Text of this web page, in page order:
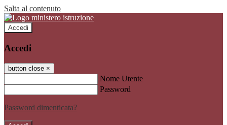
Salta al contenuto
Accedi
Accedi
button close ×
Nome Utente
Password
Password dimenticata?